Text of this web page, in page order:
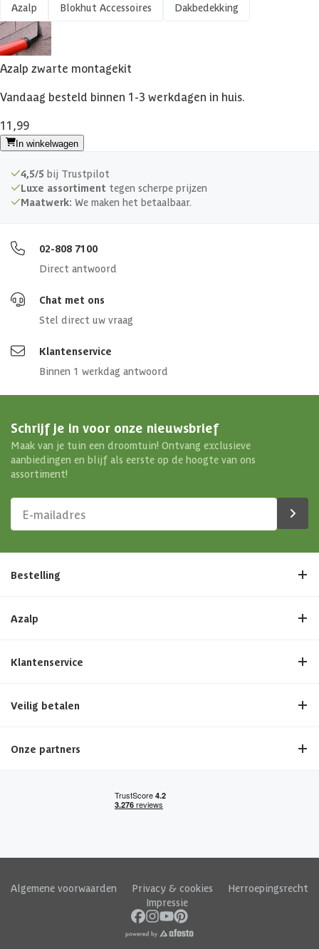
Azalp Blokhut Accessoires Dakbedekking
Azalp zwarte montagekit
Vandaag besteld binnen 1-3 werkdagen in huis.
11,99
In winkelwagen
4,5/5 bij Trustpilot
Luxe assortiment tegen scherpe prijzen
Maatwerk: We maken het betaalbaar.
02-808 7100
Direct antwoord
Chat met ons
Stel direct uw vraag
Klantenservice
Binnen 1 werkdag antwoord
Schrijf je in voor onze nieuwsbrief
Maak van je tuin een droomtuin! Ontvang exclusieve
aanbiedingen en blijf als eerste op de hoogte van ons
assortiment!
Bestelling
Azalp
Klantenservice
Veilig betalen
Onze partners
Algemene voorwaarden Privacy & cookies
Herroepingsrecht
Impressie